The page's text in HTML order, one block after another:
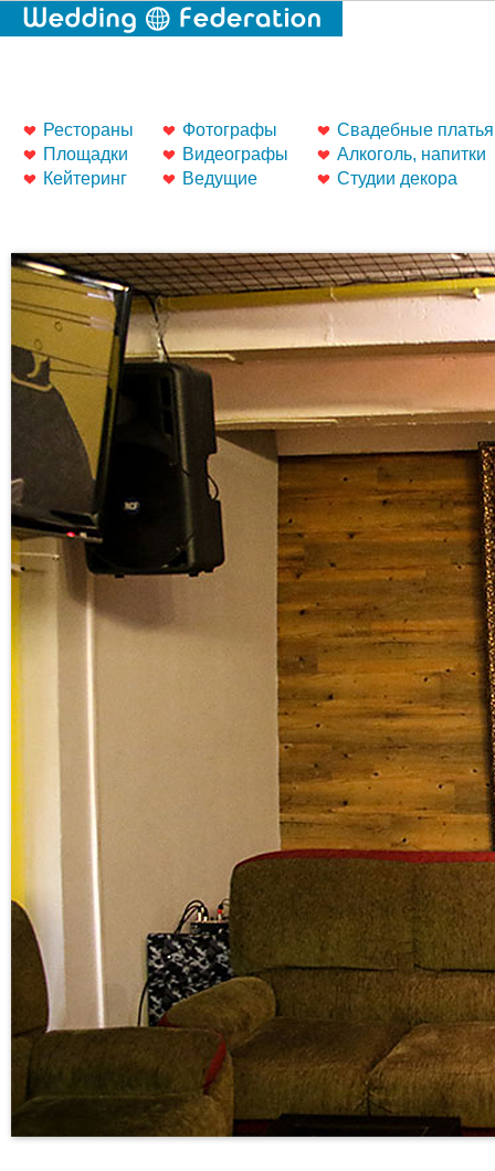
Рестораны
Площадки
Кейтеринг
Фотографы
Видеографы
Ведущие
Свадебные платья
Алкоголь, напитки
Студии декора